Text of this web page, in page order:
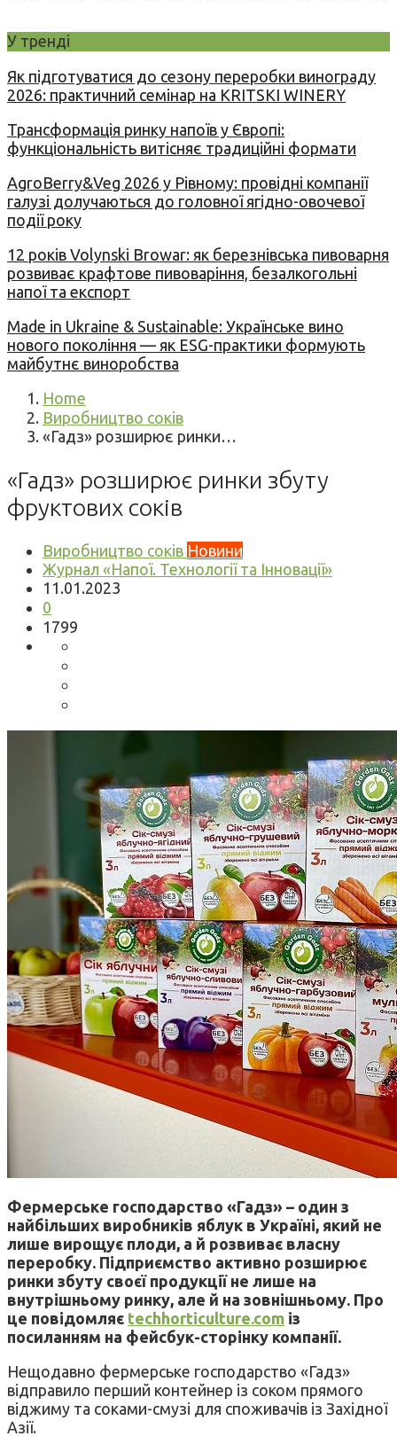
У тренді
Як підготуватися до сезону переробки винограду
2026: практичний семінар на KRITSKI WINERY
Трансформація ринку напоїв у Європі:
функціональність витісняє традиційні формати
AgroBerry&Veg 2026 у Рівному: провідні компанії
галузі долучаються до головної ягідно-овочевої
події року
12 років Volynski Browar: як березнівська пивоварня
розвиває крафтове пивоваріння, безалкогольні
напої та експорт
Made in Ukraine & Sustainable: Українське вино
нового покоління — як ESG-практики формують
майбутнє виноробства
Home
Виробництво соків
«Гадз» розширює ринки…
«Гадз» розширює ринки збуту
фруктових соків
Виробництво соків Новини
Журнал «Напої. Технології та Інновації»
11.01.2023
0
1799
Фермерське господарство «Гадз» – один з
найбільших виробників яблук в Україні, який не
лише вирощує плоди, а й розвиває власну
переробку. Підприємство активно розширює
ринки збуту своєї продукції не лише на
внутрішньому ринку, але й на зовнішньому. Про
це повідомляє techhorticulture.com із
посиланням на фейсбук-сторінку компанії.
Нещодавно фермерське господарство «Гадз»
відправило перший контейнер із соком прямого
віджиму та соками-смузі для споживачів із Західної
Азії.